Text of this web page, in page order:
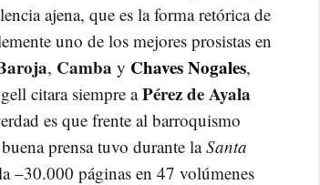
ajena, que es la forma retórica de
uno de los mejores prosistas en
, Camba y Chaves Nogales,
citara siempre aPérez de Ayala
es que frente al barroquismo
prensa tuvo durante laSanta
–30.000 páginas en 47 volúmenes